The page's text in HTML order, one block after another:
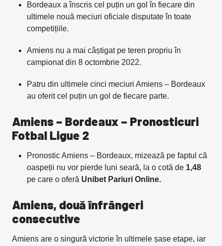
Bordeaux a înscris cel puțin un gol în fiecare din
ultimele nouă meciuri oficiale disputate în toate
competițiile.
Amiens nu a mai câștigat pe teren propriu în
campionat din 8 octombrie 2022.
Patru din ultimele cinci meciuri Amiens – Bordeaux
au oferit cel puțin un gol de fiecare parte.
Amiens – Bordeaux – Pronosticuri
Fotbal Ligue 2
Pronostic Amiens – Bordeaux, mizează pe faptul că
oaspeții nu vor pierde luni seară, la o cotă de 1,48
pe care o oferă Unibet Pariuri Online.
Amiens, două înfrângeri
consecutive
Amiens are o singură victorie în ultimele șase etape, iar